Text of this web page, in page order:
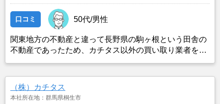
口コミ 50代/男性
関東地方の不動産と違って長野県の駒ヶ根という田舎の
不動産であったため、カチタス以外の買い取り業者をみ
も空き家の状態で不動産を残しておけないと考えて売却
を決めた。
（株）カチタス
本社所在地：群馬県桐生市